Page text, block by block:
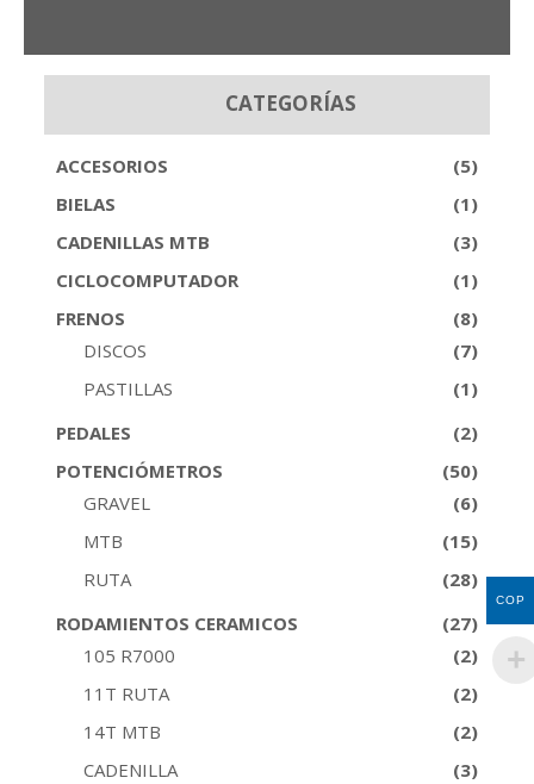
CATEGORÍAS
ACCESORIOS
(5)
BIELAS
(1)
CADENILLAS MTB
(3)
CICLOCOMPUTADOR
(1)
FRENOS
(8)
DISCOS
(7)
PASTILLAS
(1)
PEDALES
(2)
POTENCIÓMETROS
(50)
GRAVEL
(6)
MTB
(15)
RUTA
(28)
RODAMIENTOS CERAMICOS
(27)
105 R7000
(2)
11T RUTA
(2)
14T MTB
(2)
CADENILLA
(3)
COP